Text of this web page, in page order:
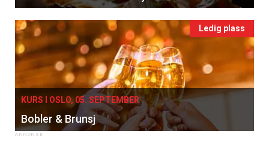
Ledig plass
KURS I OSLO, 05. SEPTEMBER
Bobler & Brunsj